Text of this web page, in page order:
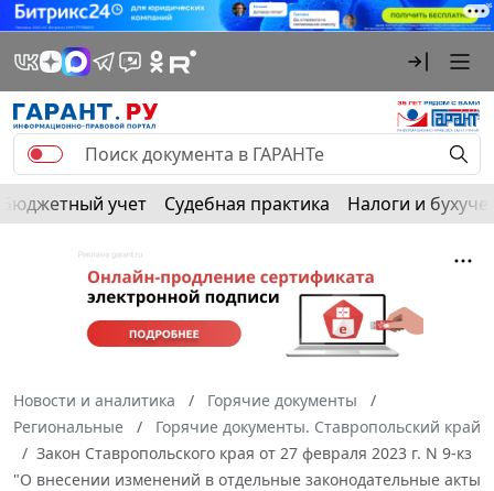
Бюджетный учет Судебная практика Налоги и
Новости и аналитика
Горячие документы
Региональные
Горячие документы. Ставропольский край
Закон Ставропольского края от 27 февраля 2023 г. N 9-кз
"О внесении изменений в отдельные законодательные акты